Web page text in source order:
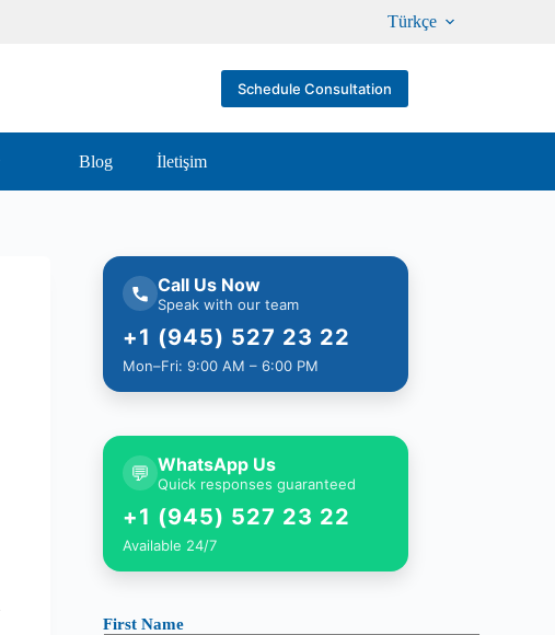
Türkçe
Schedule Consultation
Blog İletişim
Call Us Now
Speak with our team
+1 (945) 527 23 22
Mon–Fri: 9:00 AM – 6:00 PM
💬 WhatsApp Us
Quick responses guaranteed
+1 (945) 527 23 22
Available 24/7
First Name